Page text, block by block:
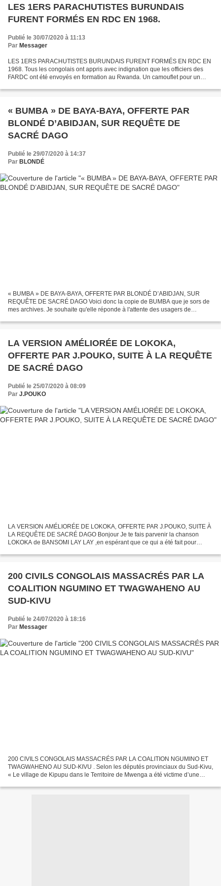
LES 1ERS PARACHUTISTES BURUNDAIS
FURENT FORMÉS EN RDC EN 1968.
Publié le 30/07/2020 à 11:13
Par Messager
LES 1ERS PARACHUTISTES BURUNDAIS FURENT FORMÉS EN RDC EN
1968. Tous les congolais ont appris avec indignation que les officiers des
FARDC ont été envoyés en formation au Rwanda. Un camouflet pour un
« BUMBA » DE BAYA-BAYA, OFFERTE PAR
BLONDÉ D’ABIDJAN, SUR REQUÊTE DE
SACRÉ DAGO
Publié le 29/07/2020 à 14:37
Par BLONDÉ
« BUMBA » DE BAYA-BAYA, OFFERTE PAR BLONDÉ D’ABIDJAN, SUR
REQUÊTE DE SACRÉ DAGO Voici donc la copie de BUMBA que je sors de
mes archives. Je souhaite qu'elle réponde à l'attente des usagers de
LA VERSION AMÉLIORÉE DE LOKOKA,
OFFERTE PAR J.POUKO, SUITE À LA REQUÊTE
DE SACRÉ DAGO
Publié le 25/07/2020 à 08:09
Par J.POUKO
LA VERSION AMÉLIORÉE DE LOKOKA, OFFERTE PAR J.POUKO, SUITE À
LA REQUÊTE DE SACRÉ DAGO Bonjour Je te fais parvenir la chanson
LOKOKA de BANSOMI LAY LAY ,en espérant que ce qui a été fait pour
200 CIVILS CONGOLAIS MASSACRÉS PAR LA
COALITION NGUMINO ET TWAGWAHENO AU
SUD-KIVU
Publié le 24/07/2020 à 18:16
Par Messager
200 CIVILS CONGOLAIS MASSACRÉS PAR LA COALITION NGUMINO ET
TWAGWAHENO AU SUD-KIVU . Selon les députés provinciaux du Sud-Kivu,
« Le village de Kipupu dans le Territoire de Mwenga a été victime d’une